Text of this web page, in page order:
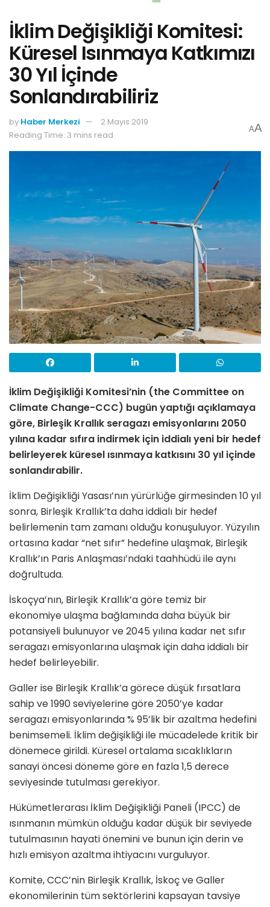
İklim Değişikliği Komitesi:
Küresel Isınmaya Katkımızı
30 Yıl İçinde
Sonlandırabiliriz
by Haber Merkezi
2 Mayıs 2019
Reading Time: 3 mins read
AA
İklim Değişikliği Komitesi’nin (the Committee on
Climate Change-CCC) bugün yaptığı açıklamaya
göre, Birleşik Krallık seragazı emisyonlarını 2050
yılına kadar sıfıra indirmek için iddialı yeni bir hedef
belirleyerek küresel ısınmaya katkısını 30 yıl içinde
sonlandırabilir.
İklim Değişikliği Yasası’nın yürürlüğe girmesinden 10 yıl
sonra, Birleşik Krallık’ta daha iddialı bir hedef
belirlemenin tam zamanı olduğu konuşuluyor. Yüzyılın
ortasına kadar “net sıfır” hedefine ulaşmak, Birleşik
Krallık’ın Paris Anlaşması’ndaki taahhüdü ile aynı
doğrultuda.
İskoçya’nın, Birleşik Krallık’a göre temiz bir
ekonomiye ulaşma bağlamında daha büyük bir
potansiyeli bulunuyor ve 2045 yılına kadar net sıfır
seragazı emisyonlarına ulaşmak için daha iddialı bir
hedef belirleyebilir.
Galler ise Birleşik Krallık’a görece düşük fırsatlara
sahip ve 1990 seviyelerine göre 2050’ye kadar
seragazı emisyonlarında % 95’lik bir azaltma hedefini
benimsemeli. İklim değişikliği ile mücadelede kritik bir
dönemece girildi. Küresel ortalama sıcaklıkların
sanayi öncesi döneme göre en fazla 1,5 derece
seviyesinde tutulması gerekiyor.
Hükümetlerarası İklim Değişikliği Paneli (IPCC) de
ısınmanın mümkün olduğu kadar düşük bir seviyede
tutulmasının hayati önemini ve bunun için derin ve
hızlı emisyon azaltma ihtiyacını vurguluyor.
Komite, CCC’nin Birleşik Krallık, İskoç ve Galler
ekonomilerinin tüm sektörlerini kapsayan tavsiye